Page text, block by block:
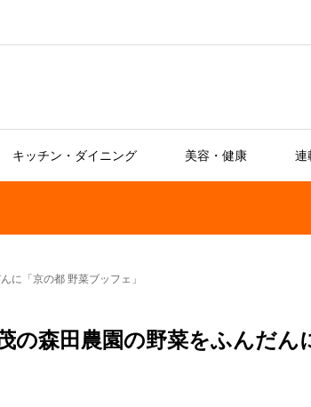
キッチン・ダイニング 美容・健康 連
に「京の都 野菜ブッフェ」
の森田農園の野菜をふんだん